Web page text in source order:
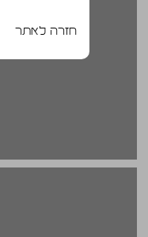
חזרה לאתר